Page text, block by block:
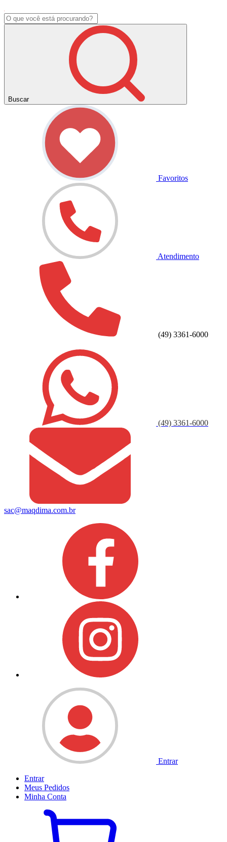
Buscar
Favoritos
Atendimento
(49) 3361-6000
(49) 3361-6000
sac@maqdima.com.br
Entrar
Entrar
Meus Pedidos
Minha Conta